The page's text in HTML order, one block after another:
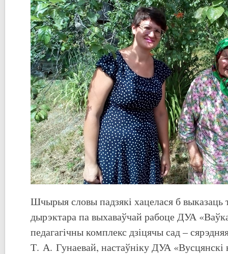
Шчырыя словы падзякі хацелася б выказаць
дырэктара па выхаваўчай рабоце ДУА
педагагічны комплекс дзіцячы сад –
Т. А. Гунаевай, настаўніку ДУА «Вусцянскі